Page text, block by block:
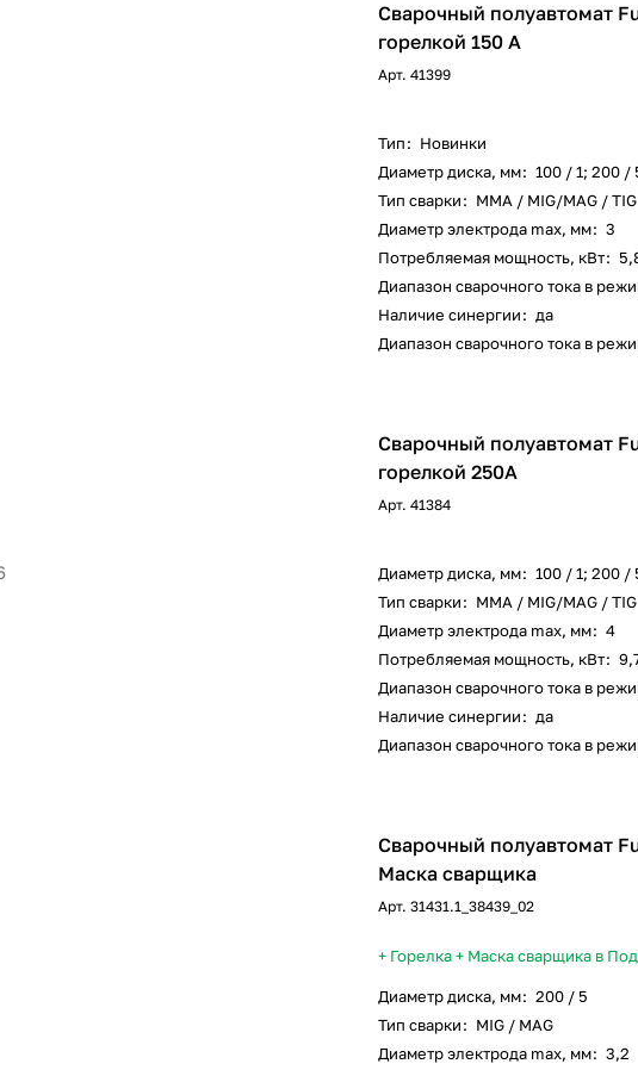
Сварочный полуавтомат
горелкой 150 А
Арт. 41399
Тип: Новинки
Диаметр диска, мм: 100 / 1; 200 /
Тип сварки: ММА / MIG/MAG / TIG
Диаметр электрода max, мм: 3
Потребляемая мощность, кВт:
Диапазон сварочного тока в
Наличие синергии: да
Диапазон сварочного тока в
Сварочный полуавтомат
горелкой 250А
Арт. 41384
Диаметр диска, мм: 100 / 1; 200 /
Тип сварки: ММА / MIG/MAG / TIG
Диаметр электрода max, мм: 4
Потребляемая мощность, кВт:
Диапазон сварочного тока в
Наличие синергии: да
Диапазон сварочного тока в
Сварочный полуавтомат Fubag
Маска сварщика
Арт. 31431.1_38439_02
+ Горелка + Маска сварщика в
Диаметр диска, мм: 200 / 5
Тип сварки: MIG / MAG
Диаметр электрода max, мм: 3,2